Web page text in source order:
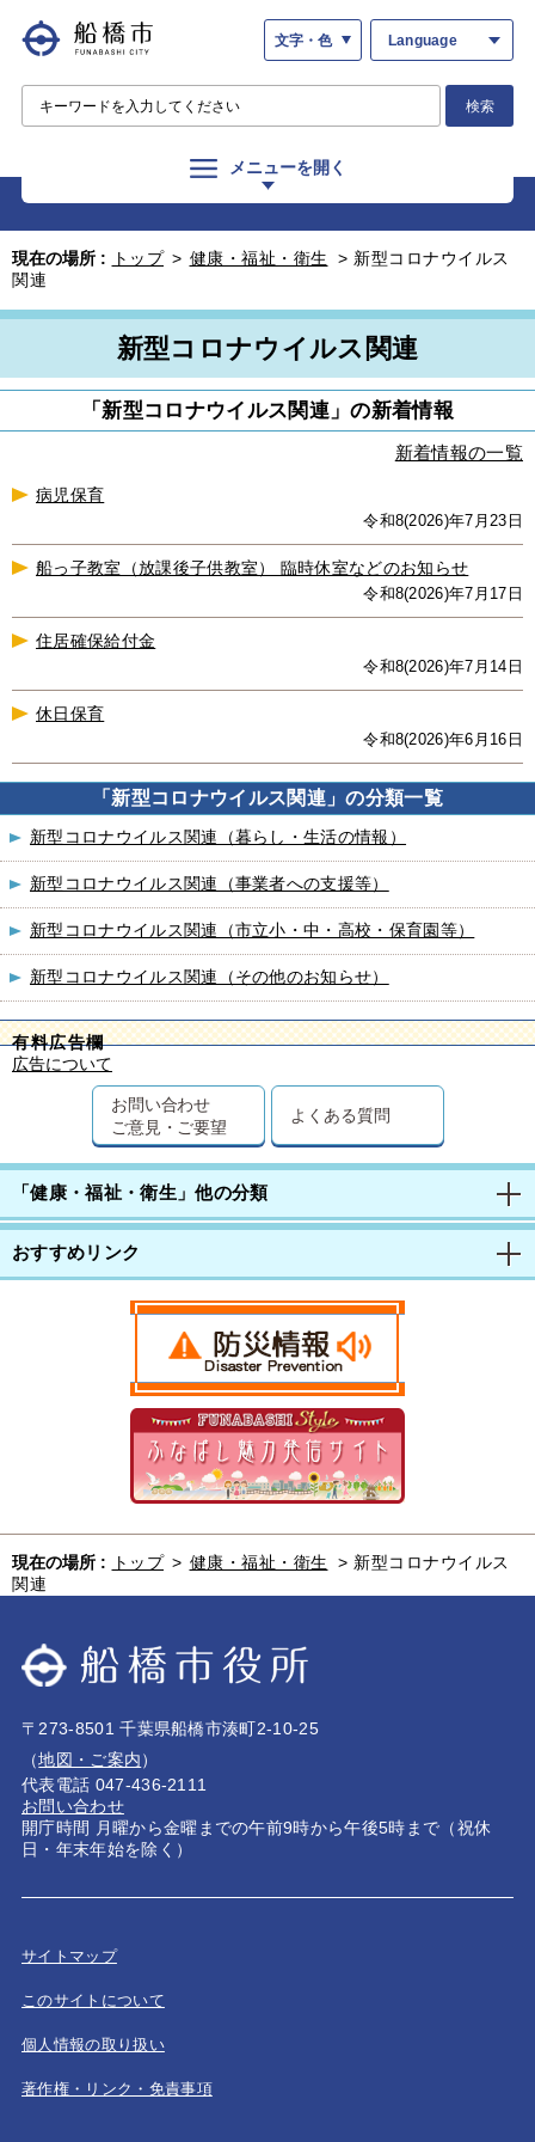
文字・色 Language
検索
メニューを開く
現在の場所 : トップ > 健康・福祉・衛生 > 新型コロナウイルス
関連
新型コロナウイルス関連
「新型コロナウイルス関連」の新着情報
新着情報の一覧
病児保育
令和8(2026)年7月23日
船っ子教室（放課後子供教室） 臨時休室などのお知らせ
令和8(2026)年7月17日
住居確保給付金
令和8(2026)年7月14日
休日保育
令和8(2026)年6月16日
「新型コロナウイルス関連」の分類一覧
新型コロナウイルス関連（暮らし・生活の情報）
新型コロナウイルス関連（事業者への支援等）
新型コロナウイルス関連（市立小・中・高校・保育園等）
新型コロナウイルス関連（その他のお知らせ）
有料広告欄
広告について
お問い合わせ
ご意見・ご要望
よくある質問
「健康・福祉・衛生」他の分類
おすすめリンク
現在の場所 : トップ > 健康・福祉・衛生 > 新型コロナウイルス
関連
〒273-8501 千葉県船橋市湊町2-10-25
（地図・ご案内）
代表電話 047-436-2111
お問い合わせ
開庁時間 月曜から金曜までの午前9時から午後5時まで（祝休
日・年末年始を除く）
サイトマップ
このサイトについて
個人情報の取り扱い
著作権・リンク・免責事項